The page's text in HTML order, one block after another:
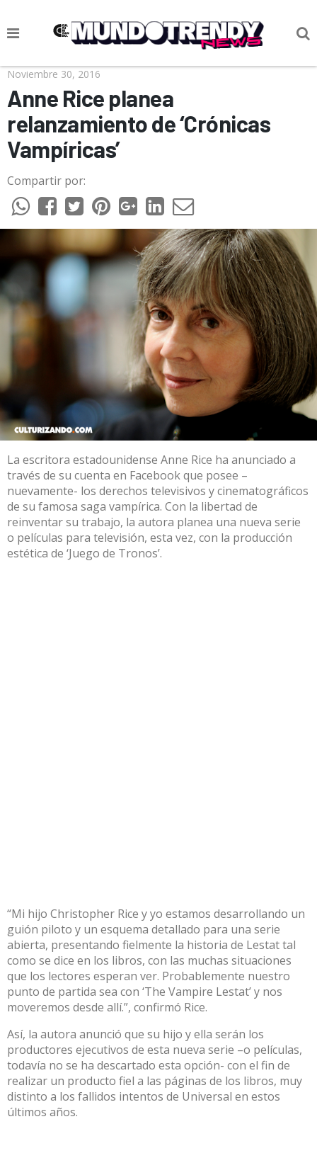
NOTICIAS
CULTURA POP
CIENCIA Y TECNOLOGÍA
VIDA
SOCIEDAD
CULTURIZANDO.COM
Noviembre 30, 2016
Anne Rice planea
relanzamiento de ‘Crónicas
Vampíricas’
Compartir por:
La escritora estadounidense Anne Rice ha anunciado a
través de su cuenta en Facebook que posee –
nuevamente- los derechos televisivos y cinematográficos
de su famosa saga vampírica. Con la libertad de
reinventar su trabajo, la autora planea una nueva serie
o películas para televisión, esta vez, con la producción
estética de ‘Juego de Tronos’.
“Mi hijo Christopher Rice y yo estamos desarrollando un
guión piloto y un esquema detallado para una serie
abierta, presentando fielmente la historia de Lestat tal
como se dice en los libros, con las muchas situaciones
que los lectores esperan ver. Probablemente nuestro
punto de partida sea con ‘The Vampire Lestat’ y nos
moveremos desde allí.”, confirmó Rice.
Así, la autora anunció que su hijo y ella serán los
productores ejecutivos de esta nueva serie –o películas,
todavía no se ha descartado esta opción- con el fin de
realizar un producto fiel a las páginas de los libros, muy
distinto a los fallidos intentos de Universal en estos
últimos años.